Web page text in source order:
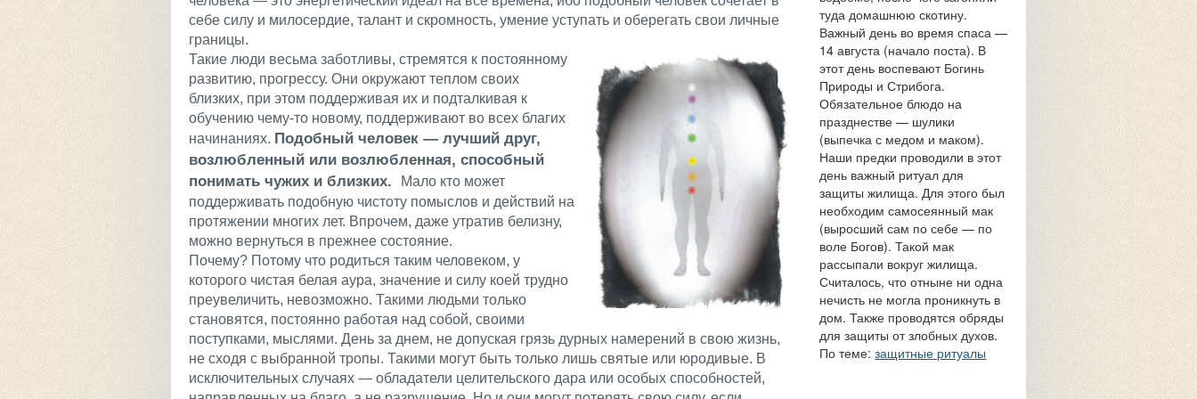
себе силу и милосердие, талант и скромность, умение уступать и оберегать свои личные
границы.
Такие люди весьма заботливы, стремятся к постоянному
развитию, прогрессу. Они окружают теплом своих
близких, при этом поддерживая их и подталкивая к
обучению чему-то новому, поддерживают во всех благих
начинаниях. Подобный человек — лучший друг,
возлюбленный или возлюбленная, способный
понимать чужих и близких.
Мало кто может
поддерживать подобную чистоту помыслов и действий на
протяжении многих лет. Впрочем, даже утратив белизну,
можно вернуться в прежнее состояние.
Почему? Потому что родиться таким человеком, у
которого чистая белая аура, значение и силу коей трудно
преувеличить, невозможно. Такими людьми только
становятся, постоянно работая над собой, своими
поступками, мыслями. День за днем, не допуская грязь дурных намерений в свою жизнь,
не сходя с выбранной тропы. Такими могут быть только лишь святые или юродивые. В
исключительных случаях — обладатели целительского дара или особых способностей,
туда домашнюю скотину.
Важный день во время спаса —
14 августа (начало поста). В
этот день воспевают Богинь
Природы и Стрибога.
Обязательное блюдо на
празднестве — шулики
(выпечка с медом и маком).
Наши предки проводили в этот
день важный ритуал для
защиты жилища. Для этого был
необходим самосеянный мак
(выросший сам по себе — по
воле Богов). Такой мак
рассыпали вокруг жилища.
Считалось, что отныне ни одна
нечисть не могла проникнуть в
дом. Также проводятся обряды
для защиты от злобных духов.
По теме:защитные ритуалы